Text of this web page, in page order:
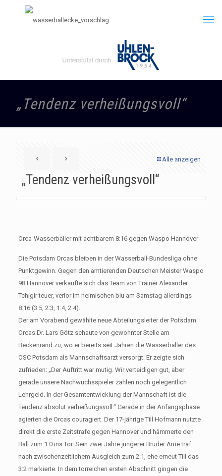
„Tendenz verheißungsvoll“
Alle anzeigen
„Tendenz verheißungsvoll“
Orca-Wasserballer mit achtbarem 8:16 gegen Waspo Hannover
Die Potsdam Orcas bleiben in der Wasserball-Bundesliga ohne
Punktgewinn. Gegen den amtierenden Deutschen Meister Waspo
98 Hannover verkaufte sich das Team von Trainer Alexander
Tchigir teuer, verlor im heimischen blu am Samstag allerdings
8:16 (3:5, 2:3, 1:4, 2:4).
Der am Vorabend gewählte neue Abteilungsleiter der Potsdam
Orcas Dr. Lars Götz schaute von gewohnter Stelle am
Beckenrand zu, wo er bereits seit Jahren die Wasserballer des
OSC Potsdam als Mannschaftsarzt versorgt. Er zeigte sich
zufrieden: „Der Auftritt war mutig. Wir verteidigen gut, aber
gerade unsere Nachwuchsspieler zahlen noch gelegentlich
Lehrgeld. In der Gesamtentwicklung der Mannschaft ist die
Tendenz absolut verheißungsvoll.“ Gerade in der Anfangsphase
agierten die Orcas couragiert. Der 17-jährige Till Hofmann nutzte
direkt die erste Zeitstrafe gegen Hannover und hämmerte den
Ball zum 1:0 ins Tor. Sein zwei Jahre jüngerer Bruder Arne traf
nach zwischenzeitlichem Ausgleich zum 2:1, ehe erneut Till das
3:2 markierte. In dem torreichen ersten Abschnitt gingen die